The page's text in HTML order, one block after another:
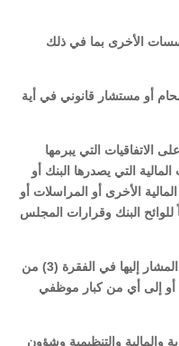
الأخرى بما في ذلك
أو مستشار قانوني في أية
الاتفاقيات التي يبرمها
التي يصدرها البنك أو
المالية الأخرى أو المراسلات أو
للوائح البنك وقرارات المجلس
د – أن يخول أية صلاحية من الصلاحيات المشار إليها في الفقرة (3) من
إلى أي من كبار موظفي
والمالية والتنظيمية وشؤون